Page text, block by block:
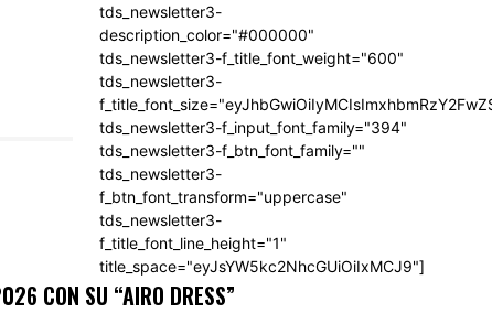
CON SU “AIRO DRESS”
tds_newsletter3-
description_color="#000000"
tds_newsletter3-f_title_font_weight="600"
tds_newsletter3-
tds_newsletter3-f_input_font_family="394"
tds_newsletter3-f_btn_font_family=""
tds_newsletter3-
f_btn_font_transform="uppercase"
tds_newsletter3-
f_title_font_line_height="1"
title_space="eyJsYW5kc2NhcGUiOiIxMCJ9"]